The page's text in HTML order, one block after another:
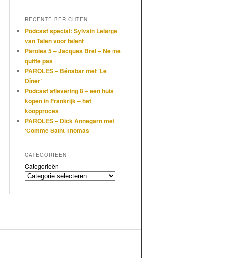
RECENTE BERICHTEN
Podcast special: Sylvain Lelarge
van Talen voor talent
Paroles 5 – Jacques Brel – Ne me
quitte pas
PAROLES – Bénabar met ‘Le
Dîner’
Podcast aflevering 8 – een huis
kopen in Frankrijk – het
koopproces
PAROLES – Dick Annegarn met
‘Comme Saint Thomas’
CATEGORIEËN
Categorieën